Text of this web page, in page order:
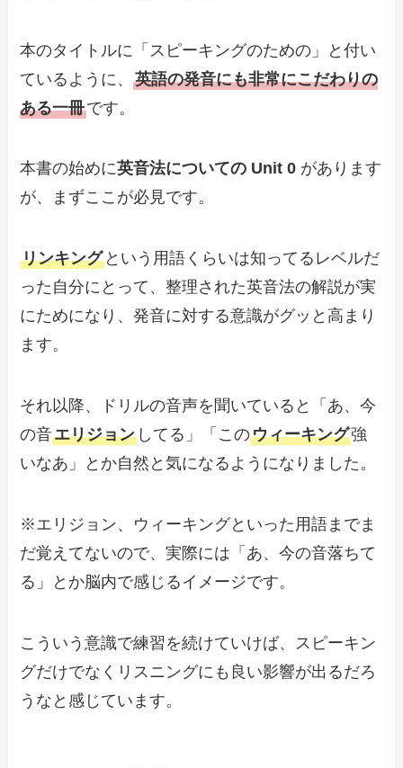
本のタイトルに「スピーキングのための」と付い
ているように、英語の発音にも非常にこだわりの
ある一冊です。
本書の始めに英音法についての Unit 0 があります
が、まずここが必見です。
リンキング という用語くらいは知ってるレベルだ
った自分にとって、整理された英音法の解説が実
にためになり、発音に対する意識がグッと高まり
ます。
それ以降、ドリルの音声を聞いていると「あ、今
の音エリジョン してる」「このウィーキング強
いなあ」とか自然と気になるようになりました。
※エリジョン、ウィーキングといった用語までま
だ覚えてないので、実際には「あ、今の音落ちて
る」とか脳内で感じるイメージです。
こういう意識で練習を続けていけば、スピーキン
グだけでなくリスニングにも良い影響が出るだろ
うなと感じています。